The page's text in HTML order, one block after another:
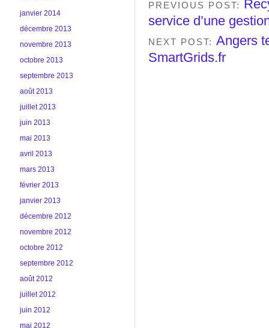
PREVIOUS POST:
service d’une
NEXT POST: Angers
SmartGrids.fr
janvier 2014
décembre 2013
novembre 2013
octobre 2013
septembre 2013
août 2013
juillet 2013
juin 2013
mai 2013
avril 2013
mars 2013
février 2013
janvier 2013
décembre 2012
novembre 2012
octobre 2012
septembre 2012
août 2012
juillet 2012
juin 2012
mai 2012